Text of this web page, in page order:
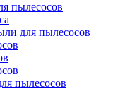
пылесосов
для пылесосов
пылесосов